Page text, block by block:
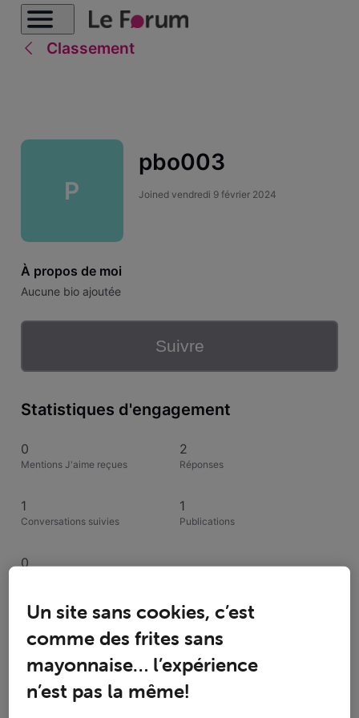
Classement
P
pbo003
Joined vendredi 9 février 2024
À propos de moi
Aucune bio ajoutée
Suivre
Statistiques d'engagement
0
Mentions J'aime reçues
2
Réponses
1
Conversations suivies
1
Publications
0
Activités de pbo003
Toutesles activités
Selected
Un site sans cookies, c’est
comme des frites sans
mayonnaise… l’expérience
n’est pas la même!